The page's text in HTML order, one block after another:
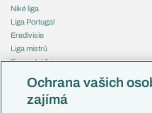
Niké liga
Liga Portugal
Eredivisie
Liga mistrů
Evropská liga
Mistrovství světa
Liga národů
Ochrana vašich
zajímá